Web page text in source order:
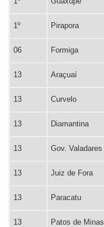
1º Pirapora
06 Formiga
13 Araçuaí
13 Curvelo
13 Diamantina
13 Gov. Valadares
13 Juiz de Fora
13 Paracatu
13 Patos de Minas